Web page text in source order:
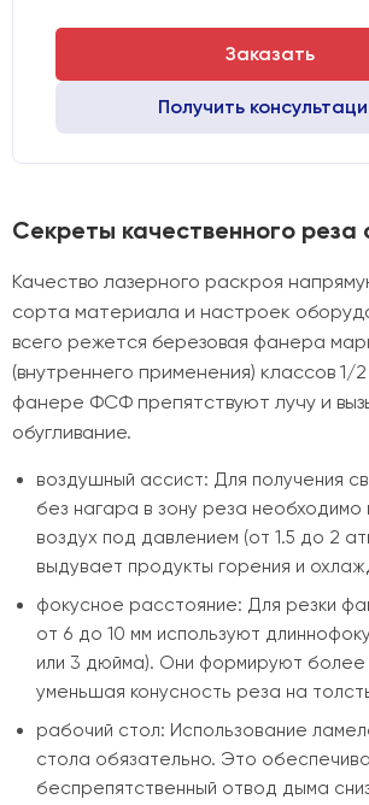
Заказать
Получить
Секреты качественного
Качество лазерного раскроя
сорта материала и настроек
всего режется березовая фанера
(внутреннего применения) классов
фанере ФСФ препятствуют лучу и
обугливание.
воздушный ассист: Для получения
без нагара в зону реза
воздух под давлением (от 1.5 до 2
выдувает продукты горения и
фокусное расстояние: Для резки
от 6 до 10 мм используют
или 3 дюйма). Они формируют более
уменьшая конусность реза на
рабочий стол: Использование
стола обязательно. Это
беспрепятственный отвод дыма